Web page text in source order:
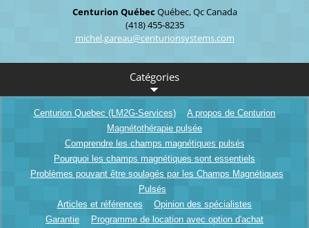
Centurion QuébecQuébec, QcCanada
(418) 455-8235
michel.gareau@centurionsystems.com
Catégories
Centurion Quebec (LM2G-Services)
A propos de Centurion
Magnétothérapie pulsée
Comprendre les champs magnétiques pulsés
Pourquoi les champs magnétiques sont essentiels
Problèmes pouvant être soulagés par les Champs Magnétiques
Pulsés
Articles et références
Opinion des spécialistes
Garantie
Programme de location avec option d'achat